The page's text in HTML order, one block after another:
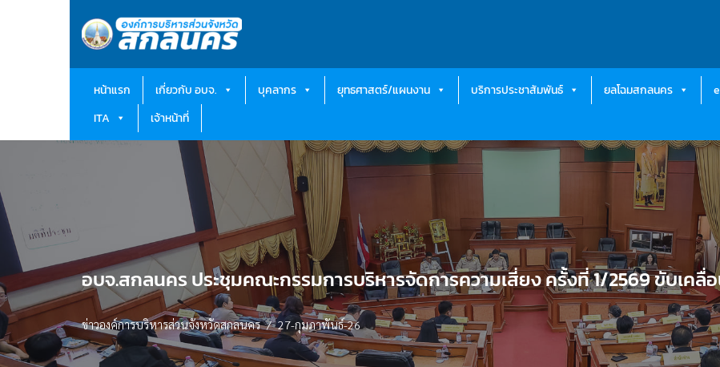
หน้าแรก เกี่ยวกับ อบจ. บุคลากร ยุทธศาสตร์/แผนงาน บริการประชาสัมพันธ์ ยลโฉมสกลนคร
ITA
เจ้าหน้าที่
อบจ.สกลนคร ประชุมคณะกรรมการบริหารจัดการความเสี่ยง ครั้งที่ 1/2569 ขับเคลื่
ข่าวองค์การบริหารส่วนจังหวัดสกลนคร 27-กุมภาพันธ์-26